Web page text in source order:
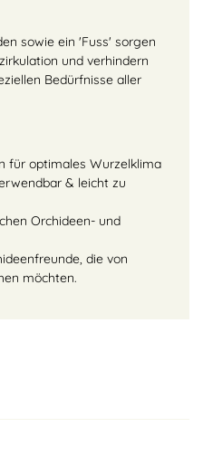
sowie ein 'Fuss' sorgen
und verhindern
Bedürfnisse aller
für optimales Wurzelklima
& leicht zu
Orchideen- und
die von
möchten.